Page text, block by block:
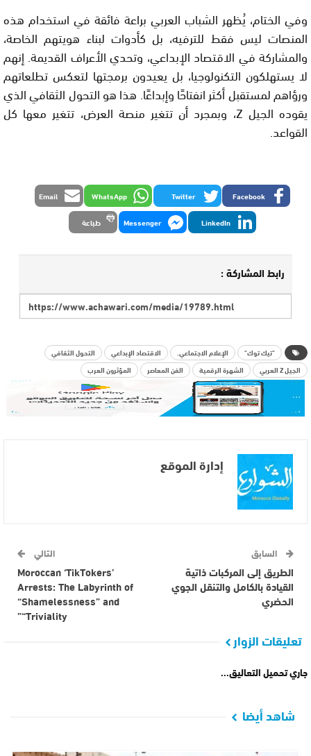
وفي الختام، يُظهر الشباب العربي براعة فائقة في استخدام هذه
المنصات ليس فقط للترفيه، بل كأدوات لبناء هويتهم الخاصة،
والمشاركة في الاقتصاد الإبداعي، وتحدي الأعراف القديمة. إنهم
لا يستهلكون التكنولوجيا، بل يعيدون برمجتها لتعكس تطلعاتهم
ورؤاهم لمستقبل أكثر انفتاحًا وإبداعًا. هذا هو التحول الثقافي الذي
يقوده الجيل Z، وبمجرد أن تتغير منصة العرض، تتغير معها كل
القواعد.
Facebook
Twitter
WhatsApp
Email
LinkedIn
Messenger طباعة
رابط المشاركة :
"تيك توك" الإعلام الاجتماعي. الاقتصاد الإبداعي
التحول الثقافي
الجيل Z العربي
الشهرة الرقمية الفن المعاصر المؤثرون العرب
إدارة الموقع
السابق
الطريق إلى المركبات ذاتية
القيادة بالكامل والتنقل الجوي
الحضري
التالي
Moroccan ‘TikTokers’
Arrests: The Labyrinth of
“Shamelessness” and
“Triviality”
تعليقات الزوار
جاري تحميل التعاليق...
شاهد أيضا